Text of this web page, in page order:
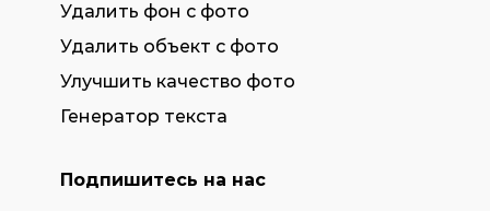
Удалить фон с фото
Удалить объект с фото
Улучшить качество фото
Генератор текста
Подпишитесь на нас